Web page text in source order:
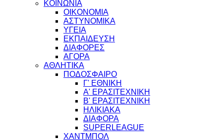
ΚΟΙΝΩΝΙΑ
ΟΙΚΟΝΟΜΙΑ
ΑΣΤΥΝΟΜΙΚΑ
ΥΓΕΙΑ
ΕΚΠΑΙΔΕΥΣΗ
ΔΙΑΦΟΡΕΣ
ΑΓΟΡΑ
ΑΘΛΗΤΙΚΑ
ΠΟΔΟΣΦΑΙΡΟ
Γ' ΕΘΝΙΚΗ
Α' ΕΡΑΣΙΤΕΧΝΙΚΗ
Β' ΕΡΑΣΙΤΕΧΝΙΚΗ
ΗΛΙΚΙΑΚΑ
ΔΙΑΦΟΡΑ
SUPERLEAGUE
ΧΑΝΤΜΠΟΛ